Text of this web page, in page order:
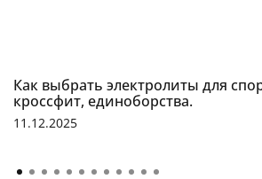
Как выбрать электролиты для
кроссфит, единоборства.
11.12.2025